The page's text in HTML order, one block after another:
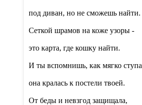
под диван, но не сможешь найти.
Сеткой шрамов на коже узоры -
это карта, где кошку найти.
И ты вспомнишь, как мягко
она кралась к постели твоей.
От беды и невзгод защищала,